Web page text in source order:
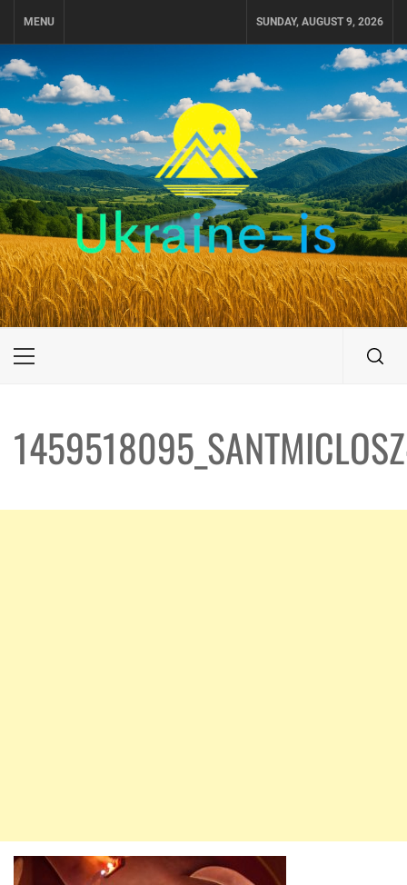
MENU SUNDAY, AUGUST 9, 2026
UKRAINE-IS
ПУТЕШЕСТВИЕ ПО УКРАИНЕ
Primary